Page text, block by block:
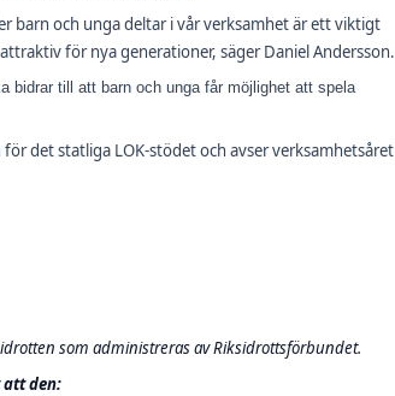
barn och unga deltar i vår verksamhet är ett viktigt
för nya generationer, säger Daniel Andersson.
bidrar till att barn och unga får möjlighet att spela
det statliga LOK-stödet och avser verksamhetsåret
som administreras av Riksidrottsförbundet.
att den: